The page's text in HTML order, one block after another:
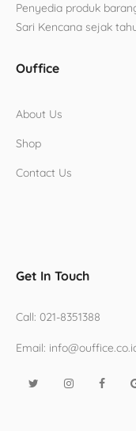
Penyedia produk
Sari Kencana sejak
Ouffice
About Us
Shop
Contact Us
Get In Touch
Call: 021-8351388
Email: